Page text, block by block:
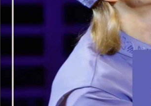
Причащением, который
накануне перед причастием
принято приступать к
новоначальных, отпавших и не
Церковью многодневные и
может быть установлен
перед Причастием.
Пост, кроме ограничений в пище,